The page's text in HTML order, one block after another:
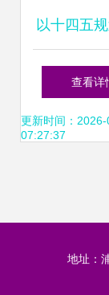
以十四五
图 信息科
术开发的13
查看详
更新时间：
07:27:37
地址：